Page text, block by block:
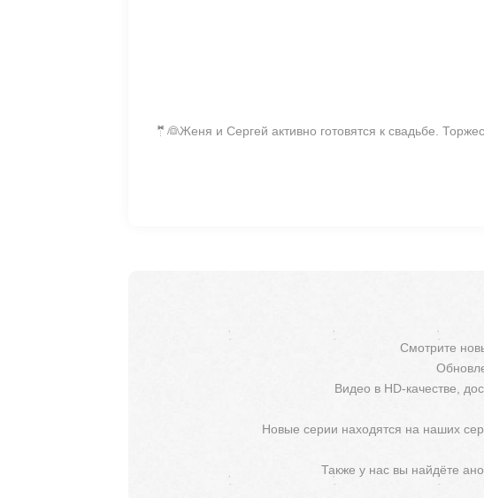
🤵👰Женя и Сергей активно готовятся к свадьбе.
Смотрите
Видео в HD-качестве,
Новые серии находятся на наших
Также у нас вы найдёте